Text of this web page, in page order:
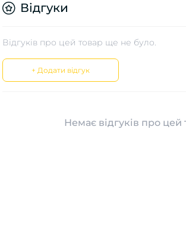
Відгуки
Відгуків про цей товар ще не було.
+ Додати відгук
Немає відгуків про цей